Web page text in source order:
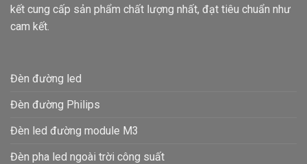
kết cung cấp sản phẩm chất lượng nhất, đạt tiêu chuẩn như
cam kết.
Đèn đường led
Đèn đường Philips
Đèn led đường module M3
Đèn pha led ngoài trời công suất